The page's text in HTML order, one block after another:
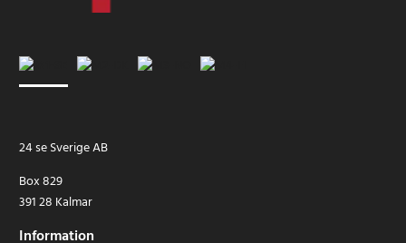
24 se Sverige AB
Box 829
391 28 Kalmar
Information